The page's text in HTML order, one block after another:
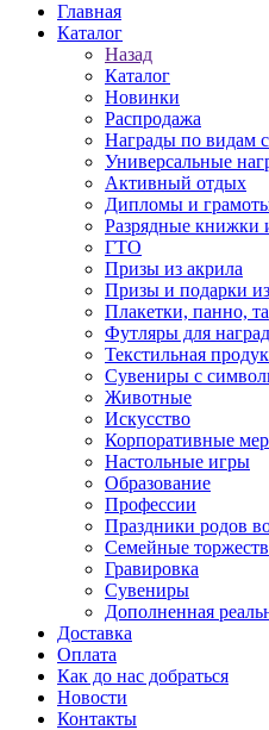
Главная
Каталог
Назад
Каталог
Новинки
Распродажа
Награды по видам
Универсальные
Активный отдых
Дипломы и
Разрядные книжки
ГТО
Призы из акрила
Призы и подарки из
Плакетки, панно,
Футляры для наград
Текстильная
Сувениры с
Животные
Искусство
Корпоративные
Настольные игры
Образование
Профессии
Праздники родов
Семейные
Гравировка
Сувениры
Дополненная
Доставка
Оплата
Как до нас добраться
Новости
Контакты